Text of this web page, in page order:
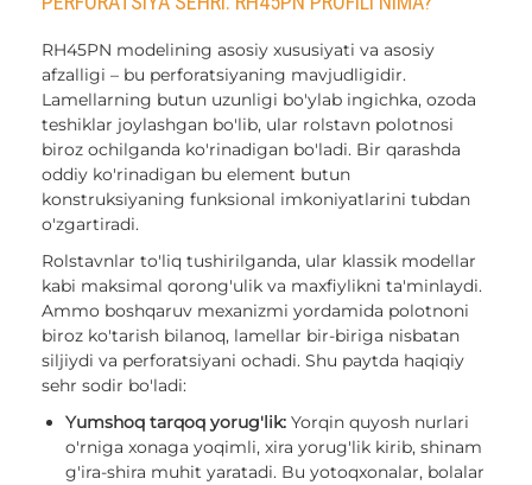
RH45PN modelining asosiy xususiyati va asosiy
afzalligi – bu perforatsiyaning mavjudligidir.
Lamellarning butun uzunligi bo'ylab ingichka, ozoda
teshiklar joylashgan bo'lib, ular rolstavn polotnosi
biroz ochilganda ko'rinadigan bo'ladi. Bir qarashda
oddiy ko'rinadigan bu element butun
konstruksiyaning funksional imkoniyatlarini tubdan
o'zgartiradi.
Rolstavnlar to'liq tushirilganda, ular klassik modellar
kabi maksimal qorong'ulik va maxfiylikni ta'minlaydi.
Ammo boshqaruv mexanizmi yordamida polotnoni
biroz ko'tarish bilanoq, lamellar bir-biriga nisbatan
siljiydi va perforatsiyani ochadi. Shu paytda haqiqiy
sehr sodir bo'ladi:
Yumshoq tarqoq yorug'lik: Yorqin quyosh nurlari
o'rniga xonaga yoqimli, xira yorug'lik kirib, shinam
g'ira-shira muhit yaratadi. Bu yotoqxonalar, bolalar